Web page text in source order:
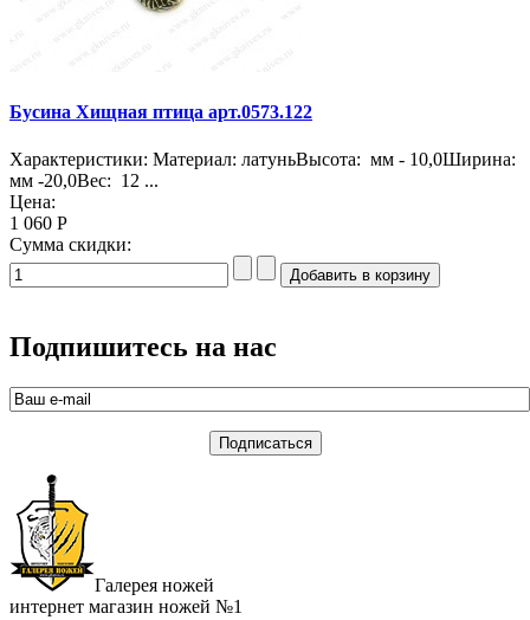
Бусина Хищная птица арт.0573.122
Характеристики: Материал: латуньВысота: мм - 10,0Ширина:
мм -20,0Вес: 12 ...
Цена:
1 060 Р
Сумма скидки:
Подпишитесь на нас
Галерея ножей
интернет магазин ножей №1